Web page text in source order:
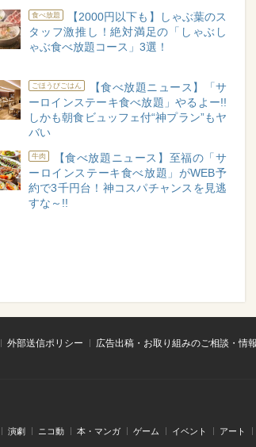
食べ放題
【2000円以下も】しゃぶ葉のス
タッフ激推し！絶対満足の「しゃぶし
ゃぶ食べ放題コース」3選！
ごほうびごはん
【食べ放題ニュース】「サ
ーロインステーキ食べ放題」やるよー!!
しかも朝食ビュッフェ付“神プラン”もヤ
バい
牛肉
【食べ放題ニュース】至福の「サ
ーロインステーキ食べ放題」がWEB予
約で3千円台！神コスパチャンスを見逃
すな～!!
外部送信ポリシー
広告出稿・お取り組みのご相談・情
演劇 ニコ動 本・マンガ ゲーム イベント アート